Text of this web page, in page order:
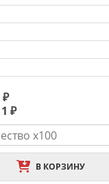
₽
₽
В КОРЗИНУ